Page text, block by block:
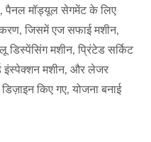
पैनल मॉड्यूल सेगमेंट के लिए
जिसमें एज सफाई मशीन,
डिस्पेंसिंग मशीन, प्रिंटेड सर्किट
इंस्पेक्शन मशीन, और लेजर
किए गए, योजना बनाई